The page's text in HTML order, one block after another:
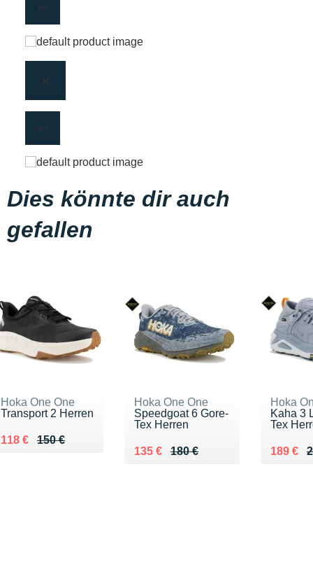
Dies könnte dir auch
gefallen
Hoka One One
Transport 2 Herren
150 €
Au lieu de 150 €
118 €
Vendu 118 €
Hoka One One
Speedgoat 6 Gore-
Tex Herren
180 €
Au lieu de 180 €
135 €
Vendu 135 €
Hoka
Kaha 3
Tex
Au lieu
189 €
Vendu